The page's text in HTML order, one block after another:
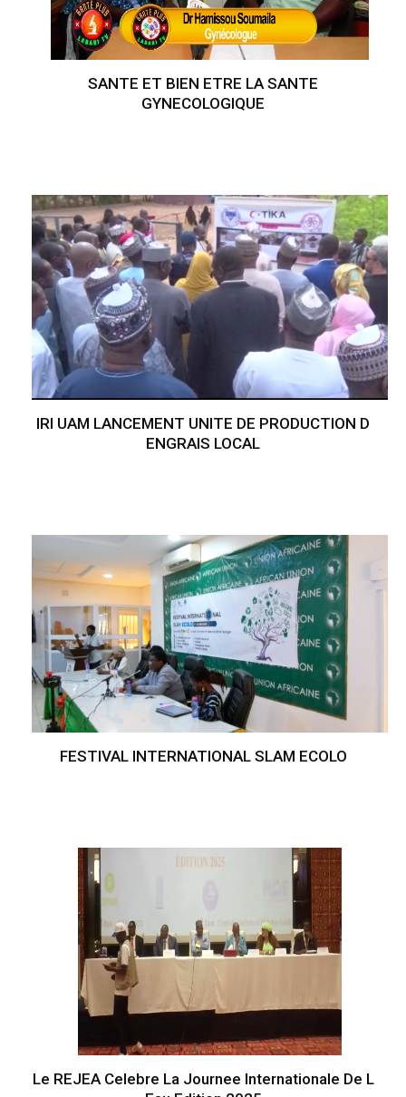
SANTE ET BIEN ETRE LA SANTE
GYNECOLOGIQUE
IRI UAM LANCEMENT UNITE DE PRODUCTION D
ENGRAIS LOCAL
FESTIVAL INTERNATIONAL SLAM ECOLO
Le REJEA Celebre La Journee Internationale De L